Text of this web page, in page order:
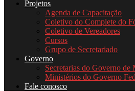
Projetos
Agenda de Capacitação
Coletivo do Complete do
Coletivo de Vereadores
Cursos
Grupo de Secretariado
Governo
Secretarias do Governo de
Ministérios do Governo
Fale conosco